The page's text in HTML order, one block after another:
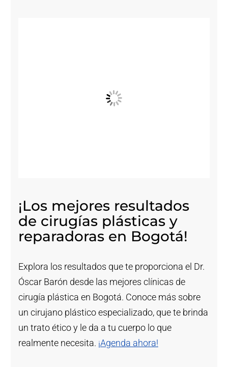
¡Los mejores resultados
de cirugías plásticas y
reparadoras en Bogotá!
Explora los resultados que te proporciona el Dr.
Óscar Barón desde las mejores clínicas de
cirugía plástica en Bogotá. Conoce más sobre
un cirujano plástico especializado, que te brinda
un trato ético y le da a tu cuerpo lo que
realmente necesita. ¡Agenda ahora!